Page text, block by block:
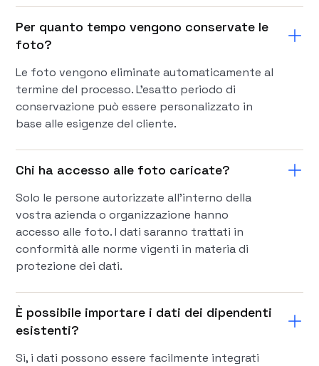
Per quanto tempo vengono conservate le
foto?
Le foto vengono eliminate automaticamente al
termine del processo. L'esatto periodo di
conservazione può essere personalizzato in
base alle esigenze del cliente.
Chi ha accesso alle foto caricate?
Solo le persone autorizzate all'interno della
vostra azienda o organizzazione hanno
accesso alle foto. I dati saranno trattati in
conformità alle norme vigenti in materia di
protezione dei dati.
È possibile importare i dati dei dipendenti
esistenti?
Sì, i dati possono essere facilmente integrati